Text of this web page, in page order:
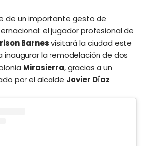
de un importante gesto de
el jugador profesional de
Barnes visitará la ciudad este
inaugurar la remodelación de dos
Mirasierra, gracias a un
por el alcalde Javier Díaz